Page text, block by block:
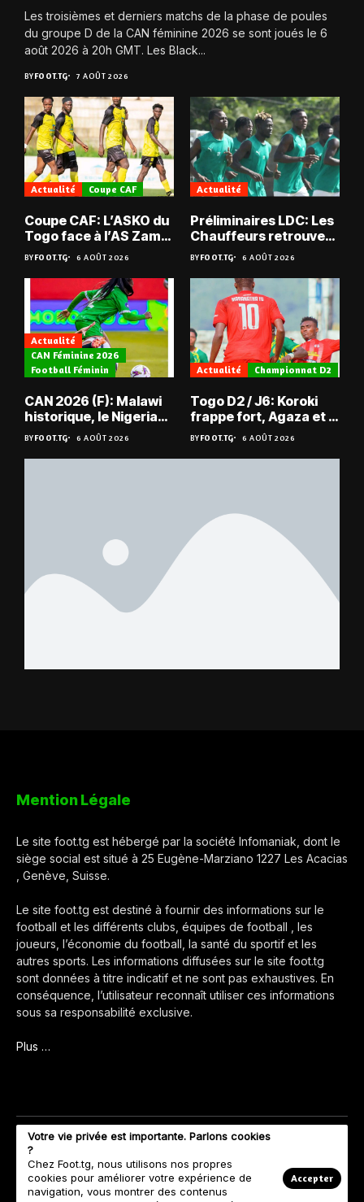
Les troisièmes et derniers matchs de la phase de poules
du groupe D de la CAN féminine 2026 se sont joués le 6
août 2026 à 20h GMT. Les Black...
BYFOOT.TG 7 AOÛT 2026
Actualité Coupe CAF
Coupe CAF: L’ASKO du
Togo face à l’AS Zam
du Niger
BYFOOT.TG 6 AOÛT 2026
Actualité
Préliminaires LDC: Les
Chauffeurs retrouvent
les Mimos
BYFOOT.TG 6 AOÛT 2026
Actualité
CAN Féminine 2026
Football Féminin
CAN 2026 (F): Malawi
historique, le Nigeria
sauvé, la Zambie
éliminée
BYFOOT.TG 6 AOÛT 2026
Actualité Championnat D2
Togo D2 / J6: Koroki
frappe fort, Agaza et la
JCA assurent,
suspense avant Sara
FC – Doumbé FC
BYFOOT.TG 6 AOÛT 2026
Mention Légale
Le site foot.tg est hébergé par la société Infomaniak, dont le
siège social est situé à 25 Eugène-Marziano 1227 Les Acacias
, Genève, Suisse.
Le site foot.tg est destiné à fournir des informations sur le
football et les différents clubs, équipes de football , les
joueurs, l’économie du football, la santé du sportif et les
autres sports. Les informations diffusées sur le site foot.tg
sont données à titre indicatif et ne sont pas exhaustives. En
conséquence, l’utilisateur reconnaît utiliser ces informations
sous sa responsabilité exclusive.
Plus …
Votre vie privée est importante. Parlons cookies
?
Chez Foot.tg, nous utilisons nos propres
cookies pour améliorer votre expérience de
navigation, vous montrer des contenus
Accepter